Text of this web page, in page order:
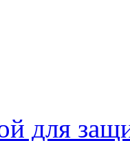
для